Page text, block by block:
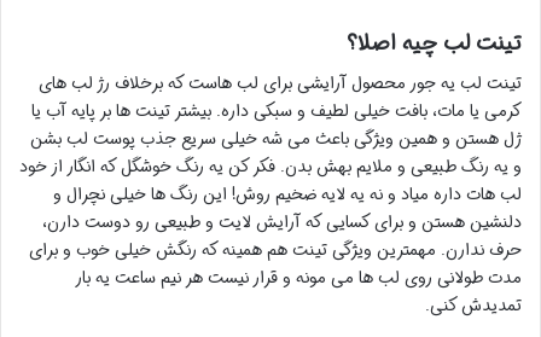
تینت لب چیه اصلا؟
تینت لب یه جور محصول آرایشی برای لب هاست که برخلاف رژ لب های
کرمی یا مات، بافت خیلی لطیف و سبکی داره. بیشتر تینت ها بر پایه آب یا
ژل هستن و همین ویژگی باعث می شه خیلی سریع جذب پوست لب بشن
و یه رنگ طبیعی و ملایم بهش بدن. فکر کن یه رنگ خوشگل که انگار از خود
لب هات داره میاد و نه یه لایه ضخیم روش! این رنگ ها خیلی نچرال و
دلنشین هستن و برای کسایی که آرایش لایت و طبیعی رو دوست دارن،
حرف ندارن. مهمترین ویژگی تینت هم همینه که رنگش خیلی خوب و برای
مدت طولانی روی لب ها می مونه و قرار نیست هر نیم ساعت یه بار
تمدیدش کنی.